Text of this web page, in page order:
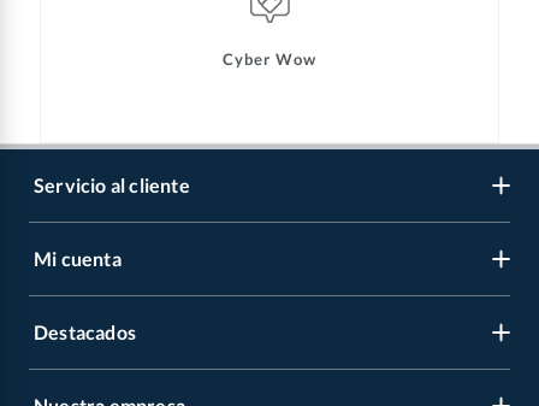
Cyber Wow
Servicio al cliente
Libro de reclamaciones
Mi cuenta
Regístrate
Destacados